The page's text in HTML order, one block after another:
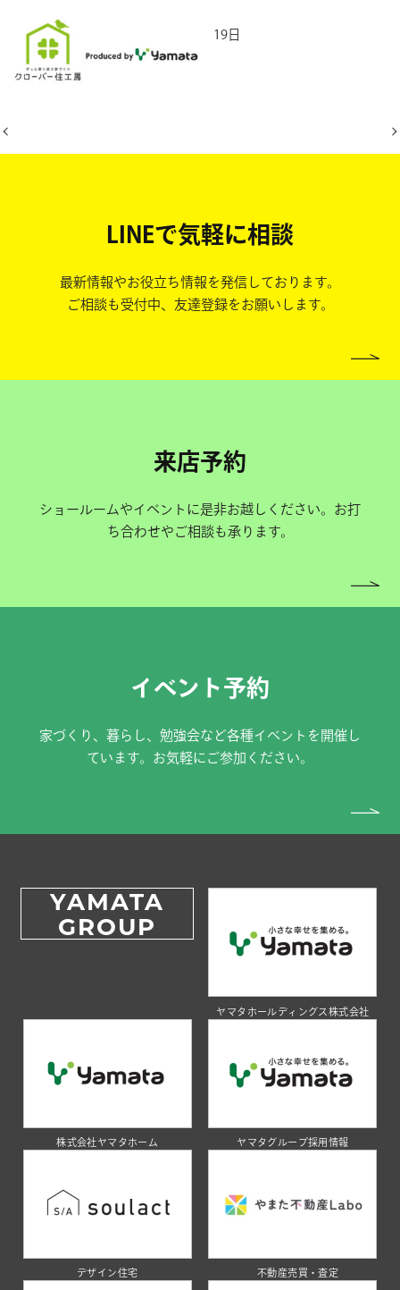
2026年5月19日
LINEで気軽に相談
最新情報やお役立ち情報を発信しております。
ご相談も受付中、友達登録をお願いします。
来店予約
ショールームやイベントに是非お越しください。お打
ち合わせやご相談も承ります。
イベント予約
家づくり、暮らし、勉強会など各種イベントを開催し
ています。お気軽にご参加ください。
YAMATA
GROUP
ヤマタホールディングス株式会社
株式会社ヤマタホーム ヤマタグループ採用情報
デザイン住宅 不動産売買・査定